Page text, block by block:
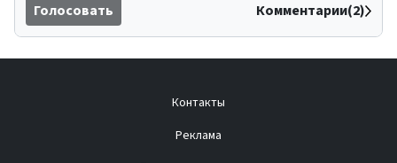
Голосовать Комментарии(2)
Контакты
Реклама